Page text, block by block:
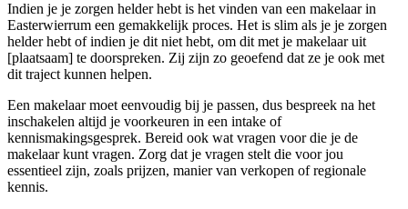
Indien je je zorgen helder hebt is het vinden van een makelaar in
Easterwierrum een gemakkelijk proces. Het is slim als je je zorgen
helder hebt of indien je dit niet hebt, om dit met je makelaar uit
[plaatsaam] te doorspreken. Zij zijn zo geoefend dat ze je ook met
dit traject kunnen helpen.
Een makelaar moet eenvoudig bij je passen, dus bespreek na het
inschakelen altijd je voorkeuren in een intake of
kennismakingsgesprek. Bereid ook wat vragen voor die je de
makelaar kunt vragen. Zorg dat je vragen stelt die voor jou
essentieel zijn, zoals prijzen, manier van verkopen of regionale
kennis.